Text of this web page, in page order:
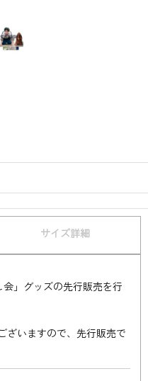
サイズ詳細
会」グッズの先行販売を行
ざいますので、先行販売で